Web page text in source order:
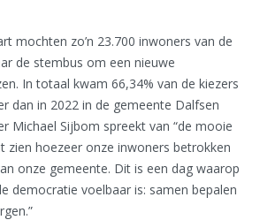
mochten zo’n 23.700 inwoners van de
de stembus om een nieuwe
In totaal kwam 66,34% van de kiezers
dan in 2022 in de gemeente Dalfsen
Michael Sijbom spreekt van “de mooie
zien hoezeer onze inwoners betrokken
onze gemeente. Dit is een dag waarop
democratie voelbaar is: samen bepalen